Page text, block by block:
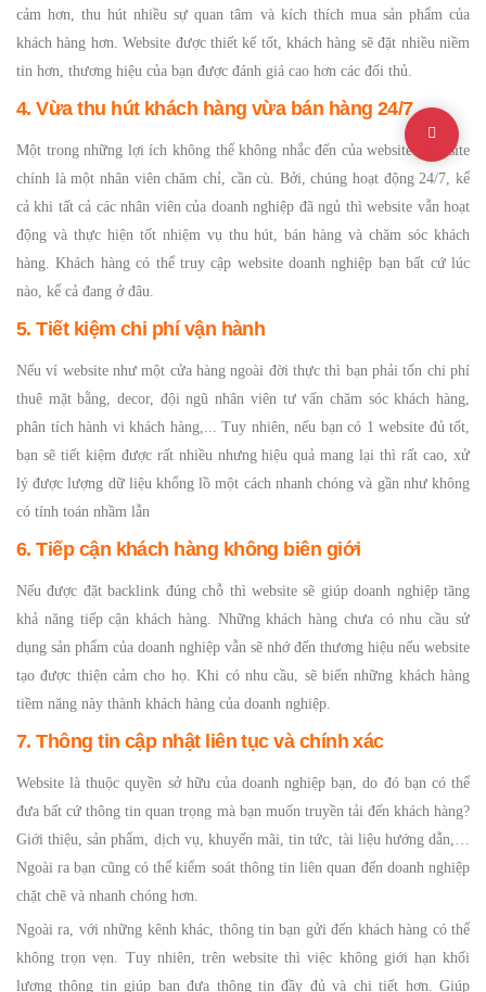
cảm hơn, thu hút nhiều sự quan tâm và kích thích mua sản phẩm của
khách hàng hơn. Website được thiết kế tốt, khách hàng sẽ đặt nhiều niềm
tin hơn, thương hiệu của bạn được đánh giá cao hơn các đối thủ.
4. Vừa thu hút khách hàng vừa bán hàng 24/7
Một trong những lợi ích không thể không nhắc đến của website: Website
chính là một nhân viên chăm chỉ, cần cù. Bởi, chúng hoạt động 24/7, kể
cả khi tất cả các nhân viên của doanh nghiệp đã ngủ thì website vẫn hoạt
động và thực hiện tốt nhiệm vụ thu hút, bán hàng và chăm sóc khách
hàng. Khách hàng có thể truy cập website doanh nghiệp bạn bất cứ lúc
nào, kể cả đang ở đâu.
5. Tiết kiệm chi phí vận hành
Nếu ví website như một cửa hàng ngoài đời thực thì bạn phải tốn chi phí
thuê mặt bằng, decor, đội ngũ nhân viên tư vấn chăm sóc khách hàng,
phân tích hành vi khách hàng,... Tuy nhiên, nếu bạn có 1 website đủ tốt,
bạn sẽ tiết kiệm được rất nhiều nhưng hiệu quả mang lại thì rất cao, xử
lý được lượng dữ liệu khổng lồ một cách nhanh chóng và gần như không
có tính toán nhầm lẫn
6. Tiếp cận khách hàng không biên giới
Nếu được đặt backlink đúng chỗ thì website sẽ giúp doanh nghiệp tăng
khả năng tiếp cận khách hàng. Những khách hàng chưa có nhu cầu sử
dụng sản phẩm của doanh nghiệp vẫn sẽ nhớ đến thương hiệu nếu website
tạo được thiện cảm cho họ. Khi có nhu cầu, sẽ biến những khách hàng
tiềm năng này thành khách hàng của doanh nghiệp.
7. Thông tin cập nhật liên tục và chính xác
Website là thuộc quyền sở hữu của doanh nghiệp bạn, do đó bạn có thể
đưa bất cứ thông tin quan trọng mà bạn muốn truyền tải đến khách hàng?
Giới thiệu, sản phẩm, dịch vụ, khuyến mãi, tin tức, tài liệu hướng dẫn,…
Ngoài ra bạn cũng có thể kiểm soát thông tin liên quan đến doanh nghiệp
chặt chẽ và nhanh chóng hơn.
Ngoài ra, với những kênh khác, thông tin bạn gửi đến khách hàng có thể
không trọn vẹn. Tuy nhiên, trên website thì việc không giới hạn khối
lượng thông tin giúp bạn đưa thông tin đầy đủ và chi tiết hơn. Giúp